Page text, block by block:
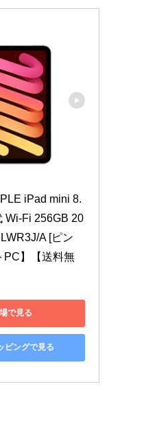
iPad mini 8.
Wi-Fi 256GB 20
A [ピン
PC】【送料無
で見る
ピングで見る